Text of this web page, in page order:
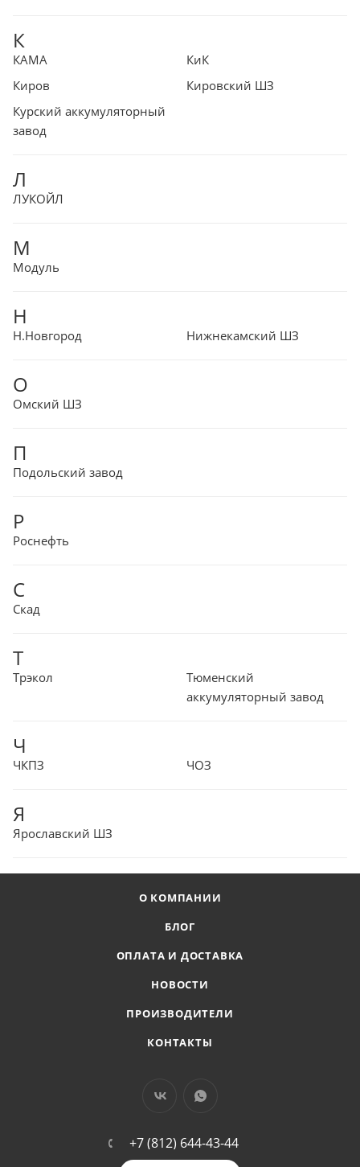
К
КАМА
КиК
Киров
Кировский ШЗ
Курский аккумуляторный
завод
Л
ЛУКОЙЛ
М
Модуль
Н
Н.Новгород Нижнекамский ШЗ
О
Омский ШЗ
П
Подольский завод
Р
Роснефть
С
Скад
Т
Трэкол
Тюменский
аккумуляторный завод
Ч
ЧКПЗ ЧОЗ
Я
Ярославский ШЗ
О КОМПАНИИ
БЛОГ
ОПЛАТА И ДОСТАВКА
НОВОСТИ
ПРОИЗВОДИТЕЛИ
КОНТАКТЫ
+7 (812) 644-43-44